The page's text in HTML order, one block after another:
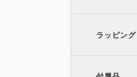
ラッピング